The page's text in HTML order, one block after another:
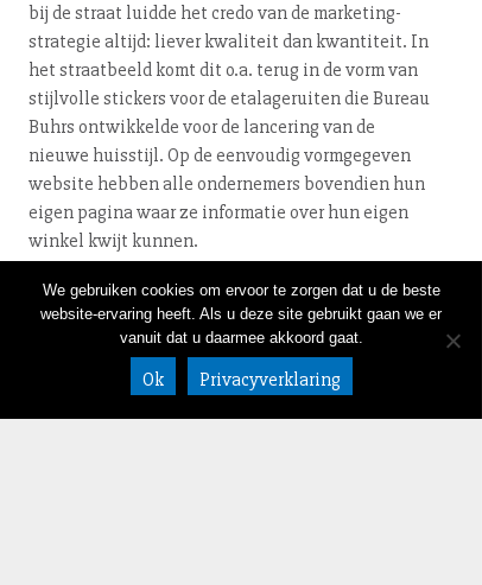
bij de straat luidde het credo van de mar­ke­ting­
stra­te­gie altijd: liever kwaliteit dan kwantiteit. In
het straatbeeld komt dit o.a. terug in de vorm van
stijlvolle stickers voor de eta­la­ge­rui­ten die Bureau
Buhrs ontwikkelde voor de lancering van de
nieuwe huisstijl. Op de eenvoudig vormgegeven
website hebben alle ondernemers bovendien hun
eigen pagina waar ze informatie over hun eigen
winkel kwijt kunnen.
020 632 58 05
NIEUWSBRIEF LINKEDIN
CONTACT
We gebruiken cookies om ervoor te zorgen dat u de beste
website-ervaring heeft. Als u deze site gebruikt gaan we er
vanuit dat u daarmee akkoord gaat.
Ok Privacyverklaring